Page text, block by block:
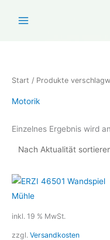
Inhalt
Start / Produkte
Motorik
Einzelnes Ergebnis wird
inkl. 19 % MwSt.
zzgl. Versandkosten